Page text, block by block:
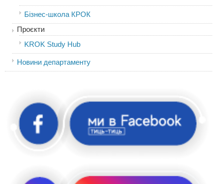
Бізнес-школа КРОК
Проєкти
KROK Study Hub
Новини департаменту